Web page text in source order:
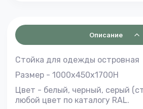
Описание
Стойка для одежды островная
Размер - 1000х450х1700H
Цвет - белый, черный, серый
любой цвет по каталогу RAL.